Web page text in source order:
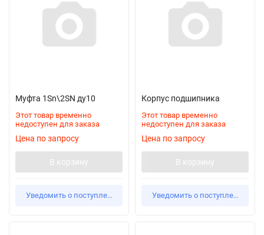
Муфта 1Sn\2SN ду10
Этот товар временно
недоступен для заказа
Цена по запросу
В корзину
Уведомить о поступлении
Корпус подшипника
Этот товар временно
недоступен для заказа
Цена по запросу
В корзину
Уведомить о поступлении